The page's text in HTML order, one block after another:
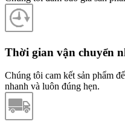
Thời gian vận chuyển
Chúng tôi cam kết sản phẩm
nhanh và luôn đúng hẹn.